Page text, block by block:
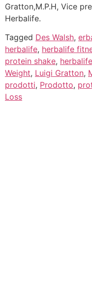
Gratton,M.P.H, Vice
Herbalife.
Tagged Des Walsh,
herbalife, herbalife
protein shake,
Weight, Luigi Gratton,
prodotti, Prodotto,
Loss